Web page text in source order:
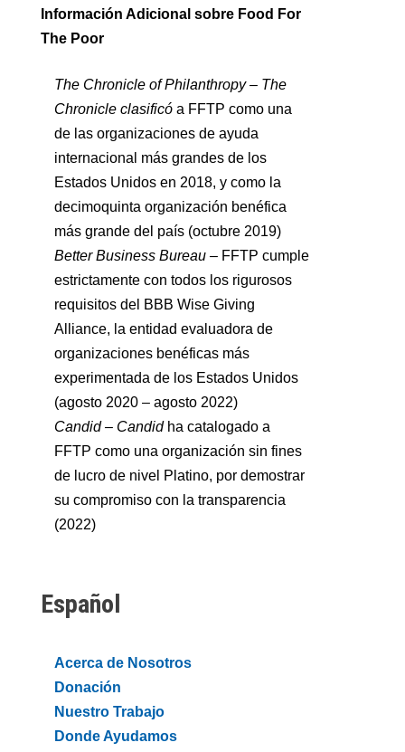
Información Adicional sobre Food For
The Poor
The Chronicle of Philanthropy – The
Chronicle clasificó a FFTP como una
de las organizaciones de ayuda
internacional más grandes de los
Estados Unidos en 2018, y como la
decimoquinta organización benéfica
más grande del país (octubre 2019)
Better Business Bureau – FFTP cumple
estrictamente con todos los rigurosos
requisitos del BBB Wise Giving
Alliance, la entidad evaluadora de
organizaciones benéficas más
experimentada de los Estados Unidos
(agosto 2020 – agosto 2022)
Candid– Candid ha catalogado a
FFTP como una organización sin fines
de lucro de nivel Platino, por demostrar
su compromiso con la transparencia
(2022)
Español
Acerca de Nosotros
Donación
Nuestro Trabajo
Donde Ayudamos